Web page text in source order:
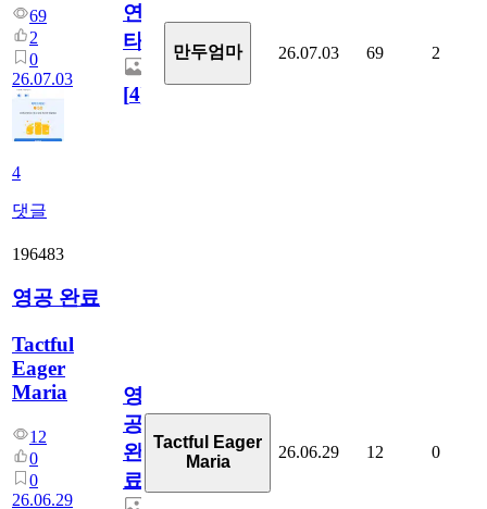
69
2
0
26.07.03
4
댓글
연
타
[4]
만두엄마 26.07.03 69 2
196483
영공 완료
Tactful
Eager
Maria
12
0
0
26.06.29
영
공
완
료
Tactful Eager
Maria
26.06.29 12 0